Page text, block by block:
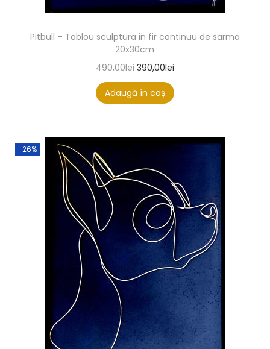
Pitbull – Tablou sculptura in fir continuu de sarma
20x30cm
490,00lei 390,00lei
Adaugă în coș
-26%